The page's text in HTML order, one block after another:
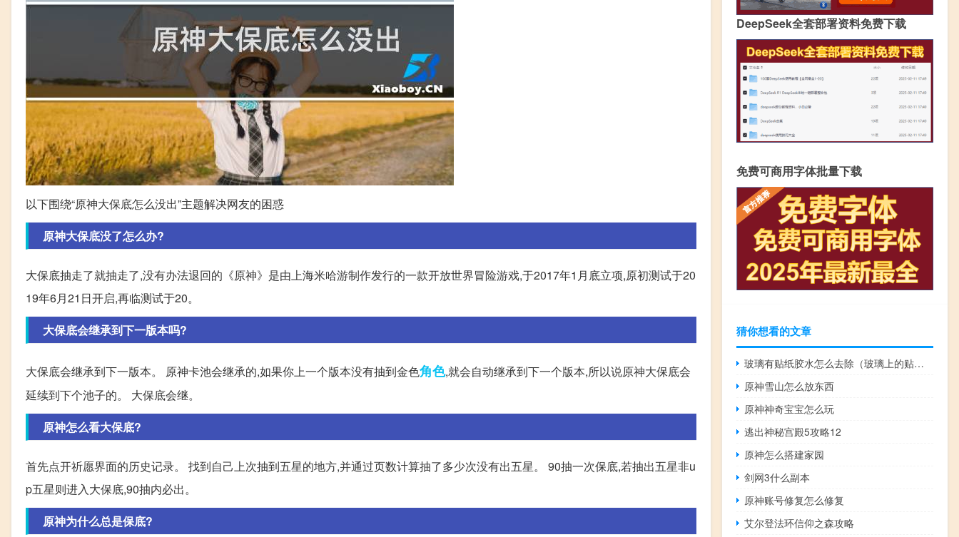
以下围绕“原神大保底怎么没出”主题解决网友的困惑
原神大保底没了怎么办?
大保底抽走了就抽走了,没有办法退回的《原神》是由上海米哈游制作发行的一款开放世界冒险游戏,于2017年1月底立项,原初测试于20
19年6月21日开启,再临测试于20。
大保底会继承到下一版本吗?
大保底会继承到下一版本。 原神卡池会继承的,如果你上一个版本没有抽到金色角色,就会自动继承到下一个版本,所以说原神大保底会
延续到下个池子的。 大保底会继。
原神怎么看大保底?
首先点开祈愿界面的历史记录。 找到自己上次抽到五星的地方,并通过页数计算抽了多少次没有出五星。 90抽一次保底,若抽出五星非u
p五星则进入大保底,90抽内必出。
原神为什么总是保底?
DeepSeek全套部署资料免费下载
免费可商用字体批量下载
猜你想看的文章
玻璃有贴纸胶水怎么去除（玻璃上的贴纸胶痕迹怎么去除）
原神雪山怎么放东西
原神神奇宝宝怎么玩
逃出神秘宫殿5攻略12
原神怎么搭建家园
剑网3什么副本
原神账号修复怎么修复
艾尔登法环信仰之森攻略